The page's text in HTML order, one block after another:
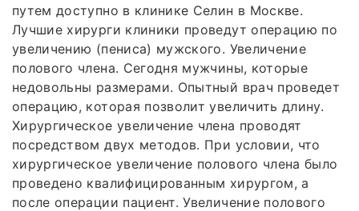
путем доступно в клинике Селин в Москве.
Лучшие хирурги клиники проведут операцию по
увеличению (пениса) мужского. Увеличение
полового члена. Сегодня мужчины, которые
недовольны размерами. Опытный врач проведет
операцию, которая позволит увеличить длину.
Хирургическое увеличение члена проводят
посредством двух методов. При условии, что
хирургическое увеличение полового члена было
проведено квалифицированным хирургом, а
после операции пациент. Увеличение полового